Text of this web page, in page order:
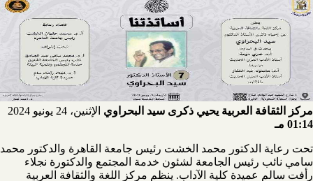
مركز الثقافة العربية يحيي ذكرى سيد البحراوي الإثنين، 24 يونيو 2024
01:14 مـ
تحت رعاية الدكتور محمد الخشت رئيس جامعة القاهرة والدكتور محمد
سامي نائب رئيس الجامعة لشئون خدمة المجتمع والدكتورة نجلاء
رأفت سالم عميدة كلية الآداب. ينظم مركز اللغة والثقافة العربية